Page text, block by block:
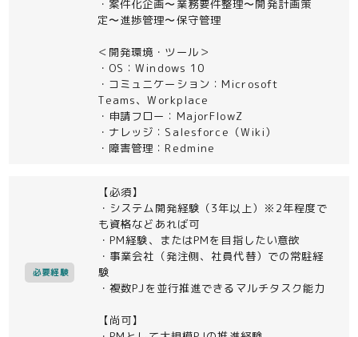
・案件化企画〜業務要件整理〜開発計画策
定〜進捗管理〜保守管理
＜開発環境・ツール＞
・OS：Windows 10
・コミュニケーション：Microsoft
Teams、Workplace
・申請フロー：MajorFlowZ
・ナレッジ：Salesforce（Wiki）
・障害管理：Redmine
必要経験
【必須】
・システム開発経験（3年以上）※2年程度で
も資格などあれば可
・PM経験、またはPMを目指したい意欲
・事業会社（発注側、社員代替）での常駐経
験
・複数PJを並行推進できるマルチタスク能力
【尚可】